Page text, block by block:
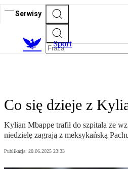
Serwisy
Sport
Co się dzieje z
Kylian Mbappe trafił do szpitala ze
niedzielę zagrają z meksykańską
Publikacja: 20.06.2025 23:33